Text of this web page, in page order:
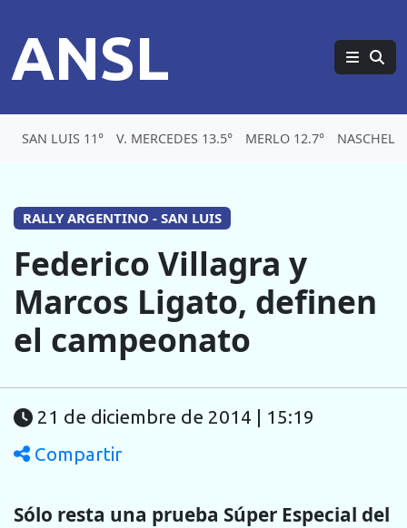
ANSL
SAN LUIS 11° V. MERCEDES 13.5° MERLO 12.7° NASCHEL
RALLY ARGENTINO - SAN LUIS
Federico Villagra y
Marcos Ligato, definen
el campeonato
21 de diciembre de 2014 | 15:19
Compartir
Sólo resta una prueba Súper Especial del